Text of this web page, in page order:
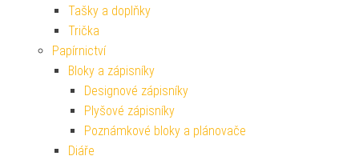
Tašky a doplňky
Trička
Papírnictví
Bloky a zápisníky
Designové zápisníky
Plyšové zápisníky
Poznámkové bloky a plánovače
Diáře